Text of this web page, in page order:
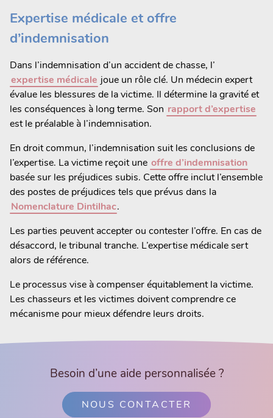
Expertise médicale et offre
d’indemnisation
Dans l’indemnisation d’un accident de chasse, l’
expertise médicale joue un rôle clé. Un médecin expert
évalue les blessures de la victime. Il détermine la gravité et
les conséquences à long terme. Son rapport d’expertise
est le préalable à l’indemnisation.
En droit commun, l’indemnisation suit les conclusions de
l’expertise. La victime reçoit une offre d’indemnisation
basée sur les préjudices subis. Cette offre inclut l’ensemble
des postes de préjudices tels que prévus dans la
Nomenclature Dintilhac.
Les parties peuvent accepter ou contester l’offre. En cas de
désaccord, le tribunal tranche. L’expertise médicale sert
alors de référence.
Le processus vise à compenser équitablement la victime.
Les chasseurs et les victimes doivent comprendre ce
mécanisme pour mieux défendre leurs droits.
Besoin d’une aide personnalisée ?
NOUS CONTACTER